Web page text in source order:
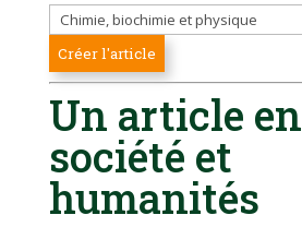
Un article en
société et
humanités